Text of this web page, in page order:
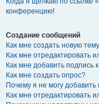
конференцию!
Создание сообщений
Как мне создать новую
Как мне отредактировать
Как мне добавить подпись
Как мне создать опрос?
Почему я не могу
Как мне отредактировать